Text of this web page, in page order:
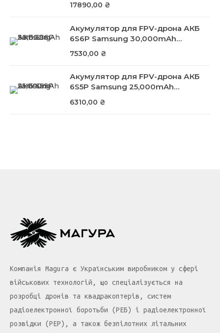
для платформ типу «Вампір» /
ВПК
17890,00 ₴
Акумулятор для FPV-дрона АКБ
6S6P Samsung 30,000mAh
Магура ВПК
7530,00 ₴
Акумулятор для FPV-дрона АКБ
6S5P Samsung 25,000mAh
Магура ВПК
6310,00 ₴
Компанія Magura є Українським виробником у сфері
військових технологій, що спеціалізується на
розробці дронів та квадракоптерів, систем
радіоелектронної боротьби (РЕБ) і радіоелектронної
розвідки (РЕР), а також безпілотних літальних